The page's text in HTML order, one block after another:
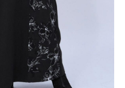
提供之「AFTEE先享後付」服務完成之交
個人資料，並將交易相關給付款項請求債
覽以下網址：https://aftee.tw/terms/#terms3
定代理人或監護人之同意方可使用
申辦者引起之損失，本公司不負相關責
將依據個別帳號之用戶狀況，依本公司即
有額度不足之情形，本公司將視審查結果